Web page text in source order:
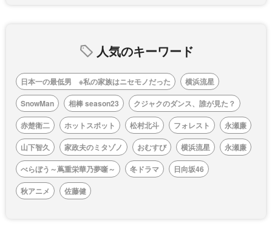
人気のキーワード
日本一の最低男 ※私の家族はニセモノだった
横浜流星
SnowMan
相棒 season23
クジャクのダンス、誰が見た？
赤楚衛二
ホットスポット 松村北斗 フォレスト
永瀬廉
山下智久
家政夫のミタゾノ おむすび 横浜流星
永瀬廉
べらぼう～蔦重栄華乃夢噺～
冬ドラマ
日向坂46
秋アニメ
佐藤健